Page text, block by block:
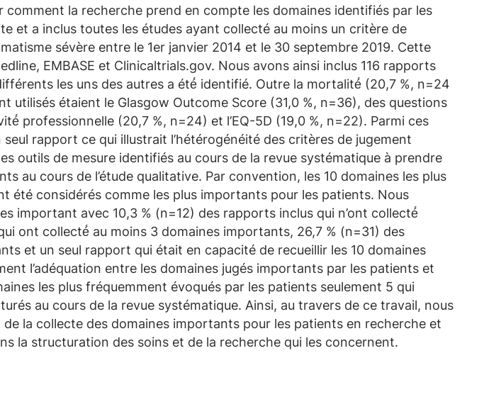
la recherche prend en compte les domaines identifiés par les
et a inclus toutes les études ayant collecté au moins un critère de
sévère entre le 1er janvier 2014 et le 30 septembre 2019. Cette
EMBASE et Clinicaltrials.gov. Nous avons ainsi inclus 116 rapports
les uns des autres a été́ identifié. Outre la mortalité́ (20,7 %, n=24
utilisés étaient le Glasgow Outcome Score (31,0 %, n=36), des questions
professionnelle (20,7 %, n=24) et l’EQ-5D (19,0 %, n=22). Parmi ces
rapport ce qui illustrait l’hétérogénéité des critères de jugement
outils de mesure identifiés au cours de la revue systématique à prendre
au cours de l’étude qualitative. Par convention, les 10 domaines les plus
été considérés comme les plus importants pour les patients. Nous
important avec 10,3 % (n=12) des rapports inclus qui n’ont collecté́
ont collecté́ au moins 3 domaines importants, 26,7 % (n=31) des
et un seul rapport qui était en capacité de recueillir les 10 domaines
l’adéquation entre les domaines jugés importants par les patients et
les plus fréquemment évoqués par les patients seulement 5 qui
au cours de la revue systématique. Ainsi, au travers de ce travail, nous
la collecte des domaines importants pour les patients en recherche et
la structuration des soins et de la recherche qui les concernent.